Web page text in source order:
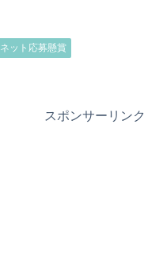
ネット応募懸賞
スポンサーリンク